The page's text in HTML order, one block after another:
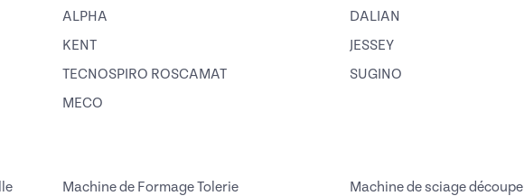
ALPHA DALIAN
KENT JESSEY
TECNOSPIRO ROSCAMAT SUGINO
MECO
Machine de Formage Tolerie Machine de sciage découpe